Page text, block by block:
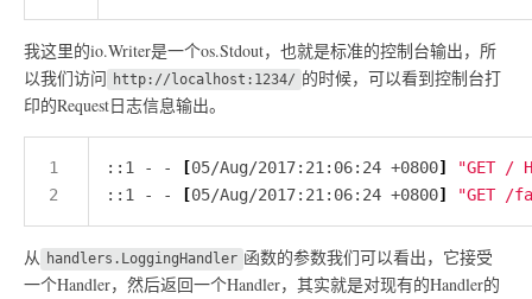
我这里的io.Writer是一个os.Stdout，也就是标准的控制台输出，所
以我们访问 http://localhost:1234/ 的时候，可以看到控制台打
印的Request日志信息输出。
1
2
::1 - - [05/Aug/2017:21:06:24 +0800]
"GET /
::1 - -
[05/Aug/2017:21:06:24 +0800] "GET /
从 handlers.LoggingHandler 函数的参数我们可以看出，它接受
一个Handler，然后返回一个Handler，其实就是对现有的Handler的